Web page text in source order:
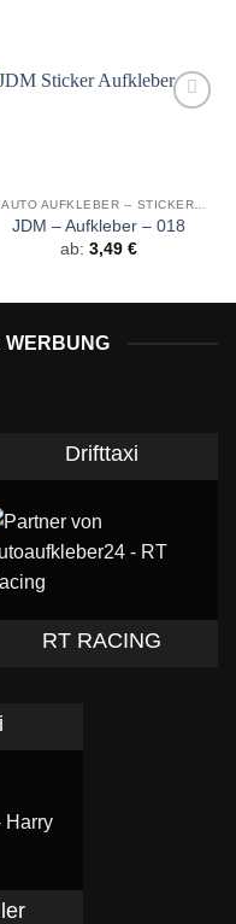
JDM – Aufkleber – 018
ab: 3,49 €
Drifttaxi
RT RACING